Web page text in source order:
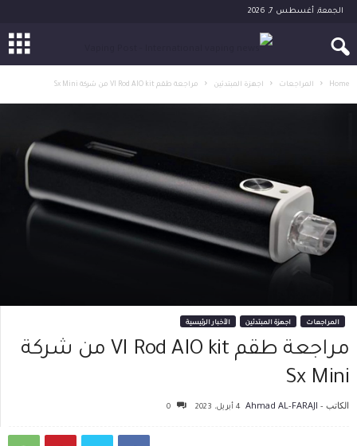
الجمعة, أغسطس 7, 2026
Home المراجعات اجهزة المبتدئين مراجعة طقم VI Rod AIO kit من شركة Sx Mini
المراجعات اجهزة المبتدئين الأخبار الرئيسية
مراجعة طقم VI Rod AIO kit من شركة
Sx Mini
الكاتب - Ahmad AL-FARAJI 4 أبريل، 2023 0